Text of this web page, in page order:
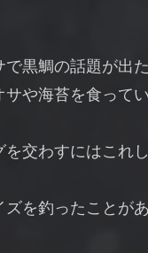
黒鯛の話題が出た
や海苔を食って
交わすにはこれ
を釣ったことが